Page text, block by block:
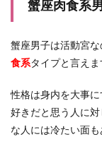
蟹座肉食系
蟹座男子は活動宮
食系タイプと言えま
性格は身内を大事
好きだと思う人に
な人には冷たい面も